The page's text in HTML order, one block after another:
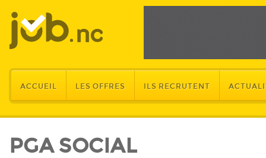
ACCUEIL LES OFFRES ILS RECRUTENT
PGA SOCIAL